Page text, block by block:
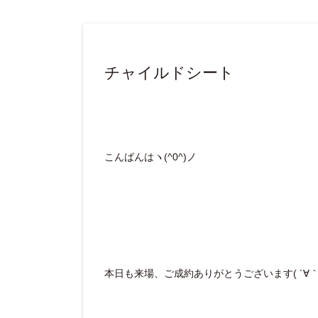
チャイルドシート
こんばんはヽ(^0^)ノ
本日も来場、ご成約ありがとうございます( ´∀